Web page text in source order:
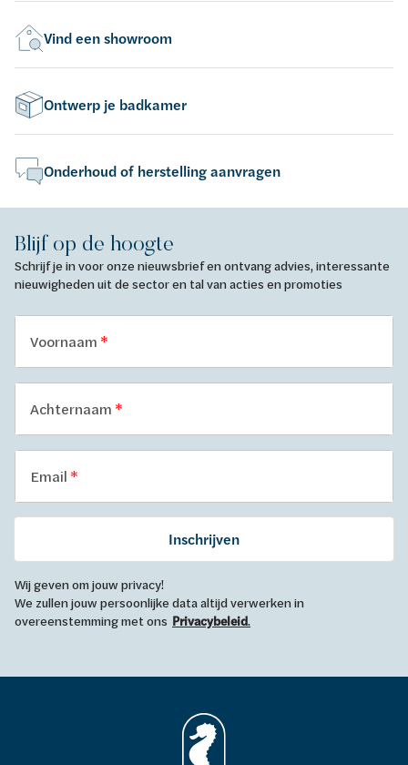
Vind een showroom
Ontwerp je badkamer
Onderhoud of herstelling aanvragen
Blijf op de hoogte
Schrijf je in voor onze nieuwsbrief en ontvang advies, interessante
nieuwigheden uit de sector en tal van acties en promoties
Voornaam
Achternaam
Email
Inschrijven
Wij geven om jouw privacy!
We zullen jouw persoonlijke data altijd verwerken in
overeenstemming met ons Privacybeleid.